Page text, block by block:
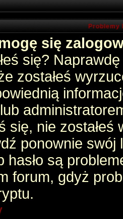
Problemy
się
się?
zostałeś
się, nie
ponownie swój
hasło są
forum, gdyż